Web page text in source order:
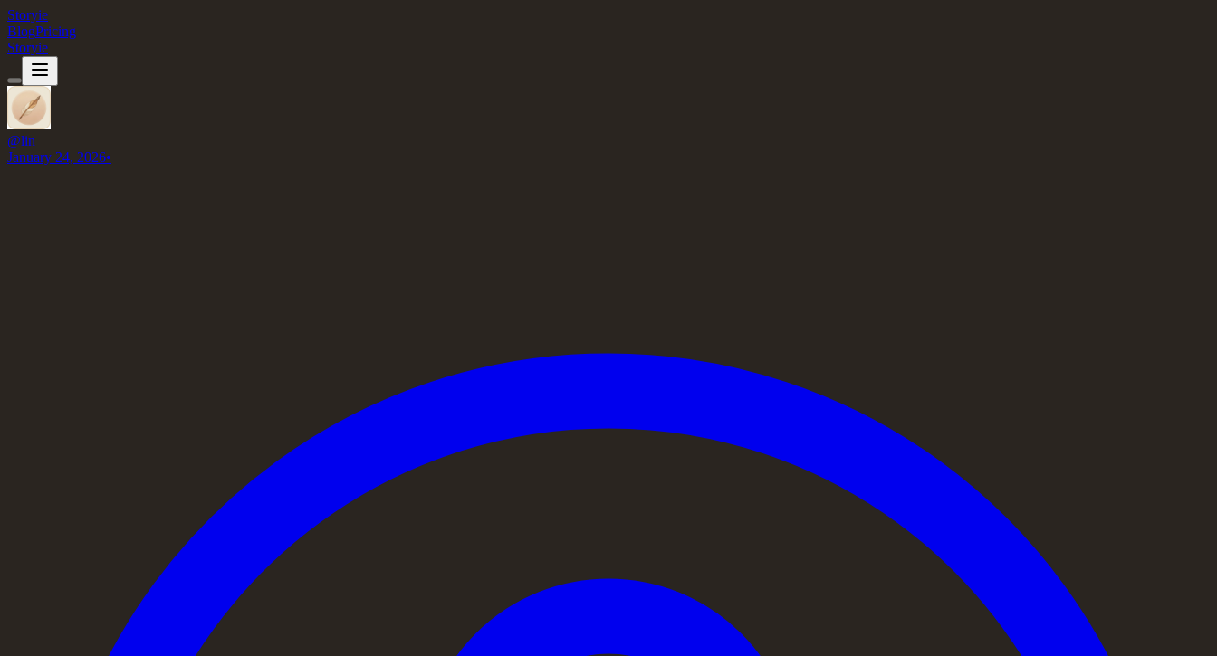
Storyie
BlogPricing
Storyie
@lin
January 24, 2026•